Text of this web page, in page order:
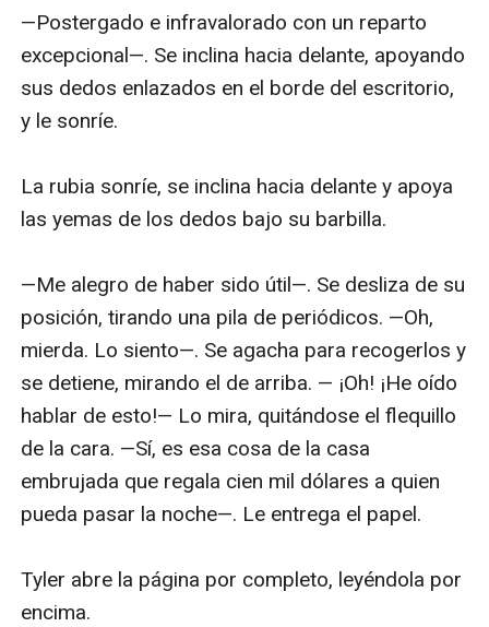
—Postergado e infravalorado con un reparto
excepcional—. Se inclina hacia delante, apoyando
sus dedos enlazados en el borde del escritorio,
y le sonríe.
La rubia sonríe, se inclina hacia delante y apoya
las yemas de los dedos bajo su barbilla.
—Me alegro de haber sido útil—. Se desliza de su
posición, tirando una pila de periódicos. —Oh,
mierda. Lo siento—. Se agacha para recogerlos y
se detiene, mirando el de arriba. — ¡Oh! ¡He oído
hablar de esto!— Lo mira, quitándose el flequillo
de la cara. —Sí, es esa cosa de la casa
embrujada que regala cien mil dólares a quien
pueda pasar la noche—. Le entrega el papel.
Tyler abre la página por completo, leyéndola por
encima.